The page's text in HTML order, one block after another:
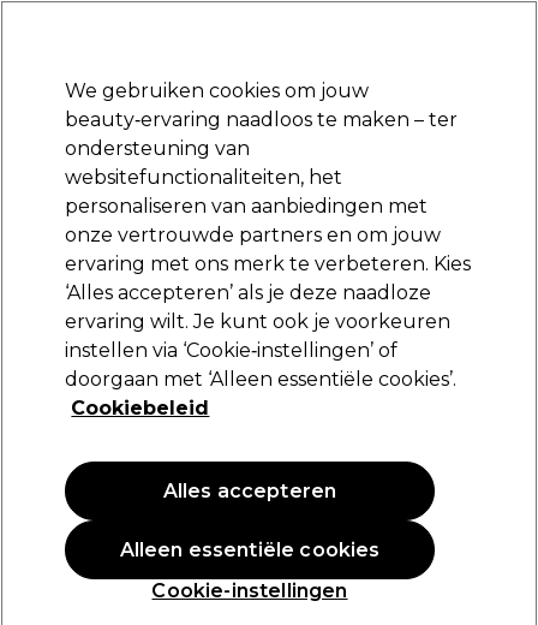
Aanmelden
Merken Deals 🌟 Haar Elektra Beauty
Volgende dag geleverd*
Na verzending, maandag t/m vrijdag
Vegan Beauty Huidverzorging
Huidverzorging
Sorteren op:Nieuw
PROMOTIE PROMOTIE
We gebruiken cookies om jouw
beauty‑ervaring naadloos te maken – ter
ondersteuning van
websitefunctionaliteiten, het
personaliseren van aanbiedingen met
onze vertrouwde partners en om jouw
ervaring met ons merk te verbeteren. Kies
‘Alles accepteren’ als je deze naadloze
ervaring wilt. Je kunt ook je voorkeuren
instellen via ‘Cookie‑instellingen’ of
doorgaan met ‘Alleen essentiële cookies’.
Cookiebeleid
Cookie-instellingen
Alleen essentiële cookies
Alles accepteren